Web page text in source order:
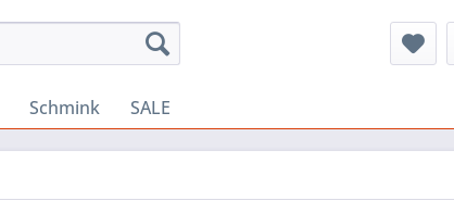
Schmink SALE